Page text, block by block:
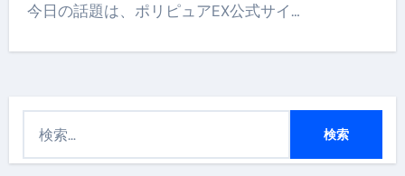
今日の話題は、ポリピュアEX公式サイ…